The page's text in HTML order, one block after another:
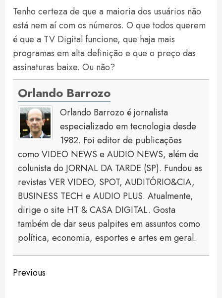
Tenho certeza de que a maioria dos usuários não
está nem aí com os números. O que todos querem
é que a TV Digital funcione, que haja mais
programas em alta definição e que o preço das
assinaturas baixe. Ou não?
Orlando Barrozo
Orlando Barrozo é jornalista
especializado em tecnologia desde
1982. Foi editor de publicações
como VIDEO NEWS e AUDIO NEWS, além de
colunista do JORNAL DA TARDE (SP). Fundou as
revistas VER VIDEO, SPOT, AUDITÓRIO&CIA,
BUSINESS TECH e AUDIO PLUS. Atualmente,
dirige o site HT & CASA DIGITAL. Gosta
também de dar seus palpites em assuntos como
política, economia, esportes e artes em geral.
Continue
Previous